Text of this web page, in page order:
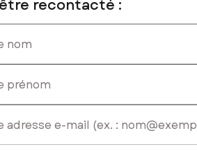
recontacté :